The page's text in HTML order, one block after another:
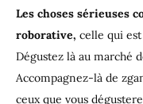
Les choses sérieuses
roborative, celle qui
Dégustez là au marché
Accompagnez-là de
ceux que vous